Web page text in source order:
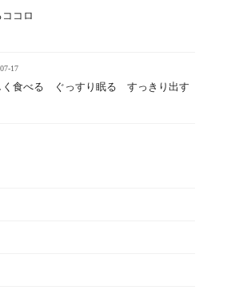
コロ
17
く食べる ぐっすり眠る すっきり出す